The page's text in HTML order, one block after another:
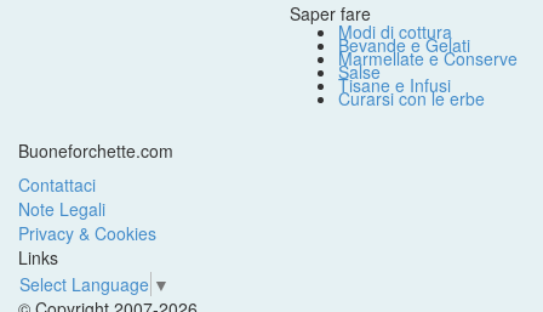
Saper fare
Modi di cottura
Bevande e Gelati
Marmellate e Conserve
Salse
Tisane e Infusi
Curarsi con le erbe
Buoneforchette.com
Contattaci
Note Legali
Privacy & Cookies
Links
Select Language ▼